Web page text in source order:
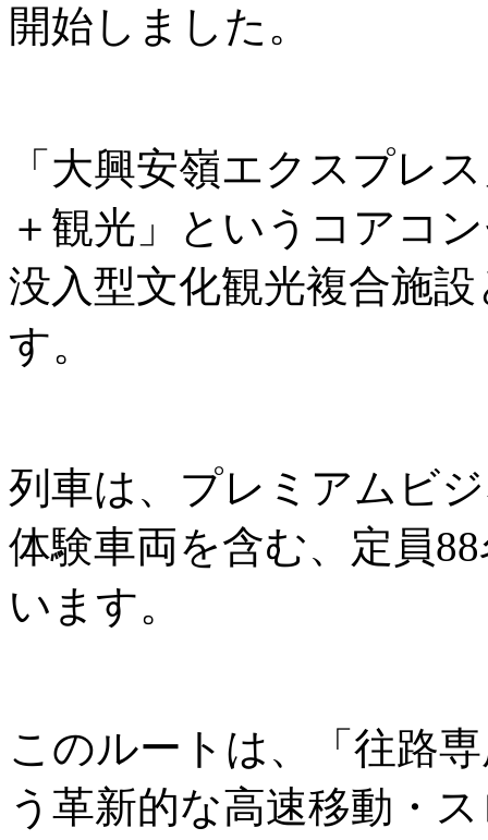
開始しました。
「大興安嶺エクスプレ
＋観光」というコアコ
没入型文化観光複合施
す。
列車は、プレミアムビ
体験車両を含む、定員
います。
このルートは、「往路
う革新的な高速移動・